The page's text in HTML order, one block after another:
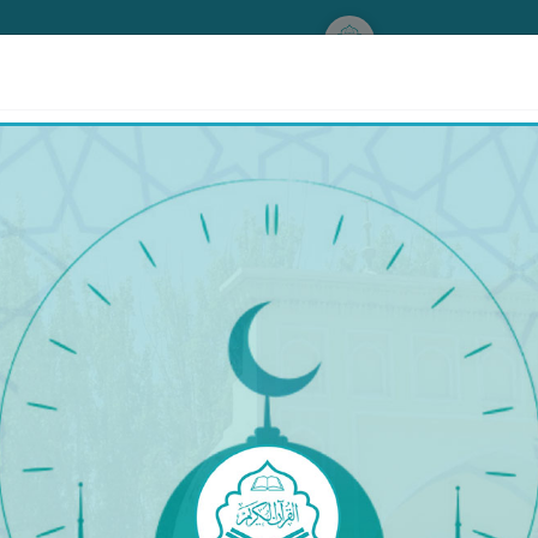
تەرجىمە تەپسىر
فَٱعْبُدُوهُ ۚ وَهُوَ عَلَىٰ كُلِّ شَىْءٍ وَكِيلٌ
بۆلەك ھېچ مەبۇد (بەرھەق) يوقتۇر، ئۇ ھەممە